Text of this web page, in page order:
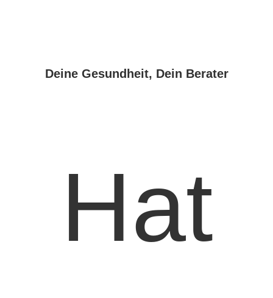
Deine Gesundheit, Dein Berater
Hat